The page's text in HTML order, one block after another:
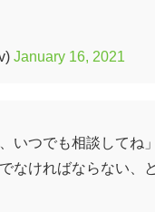
January 16, 2021
いつでも相談してね
なければならない、